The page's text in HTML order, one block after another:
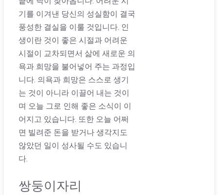
기를 이겨낸 당신의 성실함이 결국
풍성한 결실을 이룰 것입니다. 인
생이란 것이 좋은 시절과 어려운
시절이 교차되면서 삶에 새로운 의
욕과 희망을 불어넣어 주는 과정입
니다. 의욕과 희망은 스스로 생기
는 것이 아니라 이끌어 내는 것이
며 오늘 그로 인해 좋은 소식이 이
어지고 있습니다. 또한 오늘 어쩌
면 빌려준 돈을 받거나 생각지도
않았던 일이 성사될 수도 있습니
다.
쌍둥이자리